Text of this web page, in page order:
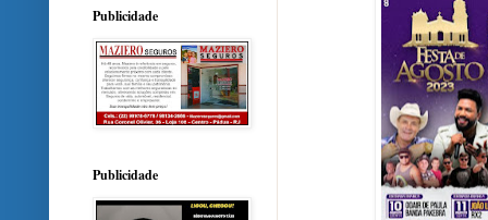
Publicidade
Publicidade